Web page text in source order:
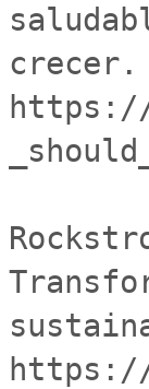
crecer.
https://
https://